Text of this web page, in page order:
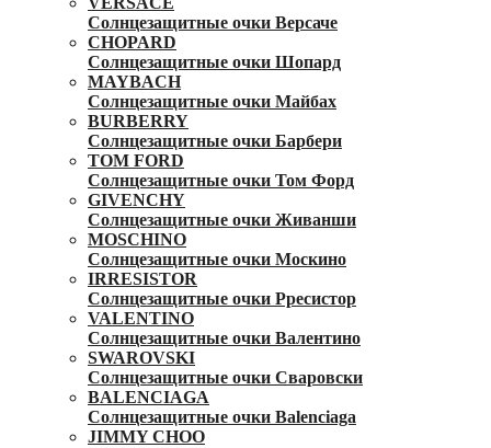
Солнцезащитные очки Версаче
CHOPARD
Солнцезащитные очки Шопард
MAYBACH
Солнцезащитные очки Майбах
BURBERRY
Солнцезащитные очки Барбери
TOM FORD
Солнцезащитные очки Том Форд
GIVENCHY
Солнцезащитные очки Живанши
MOSCHINO
Солнцезащитные очки Москино
IRRESISTOR
Солнцезащитные очки Рресистор
VALENTINO
Солнцезащитные очки Валентино
SWAROVSKI
Солнцезащитные очки Сваровски
BALENCIAGA
Солнцезащитные очки Balenciaga
JIMMY CHOO